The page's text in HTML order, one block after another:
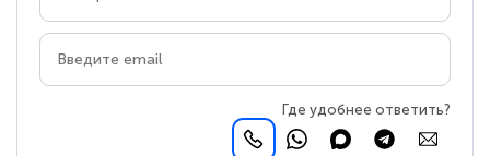
Где удобнее ответить?